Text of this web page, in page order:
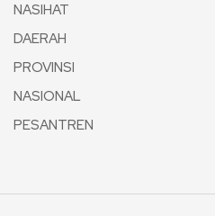
NASIHAT
DAERAH
PROVINSI
NASIONAL
PESANTREN